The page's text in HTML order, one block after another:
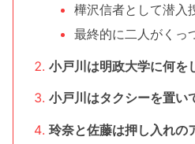
樺沢信者として潜入
最終的に二人がくっ
小戸川は明政大学に何を
小戸川はタクシーを置い
玲奈と佐藤は押し入れの